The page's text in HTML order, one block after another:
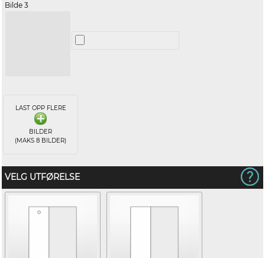
Bilde 3
LAST OPP FLERE
BILDER
(MAKS 8 BILDER)
VELG UTFØRELSE